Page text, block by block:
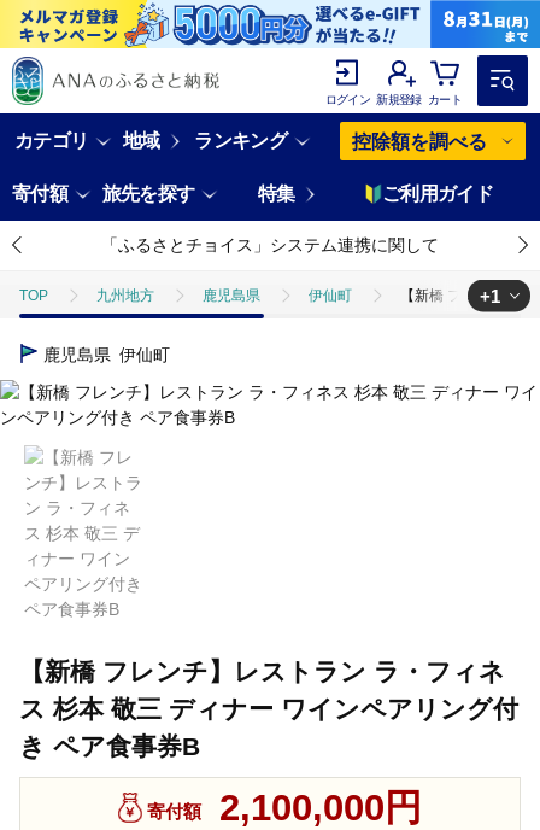
ログイン 新規登録 カート
カテゴリ 地域 ランキング 控除額を調べる
寄付額 旅先を探す 特集 ご利用ガイド
「ふるさとチョイス」システム連携に関して
TOP 九州地方 鹿児島県 伊仙町 【新橋 フレンチ】
TOP
+1
鹿児島県 伊仙町
【新橋 フレンチ】レストラン ラ・フィネ
ス 杉本 敬三 ディナー ワインペアリング付
き ペア食事券B
寄付額 2,100,000円